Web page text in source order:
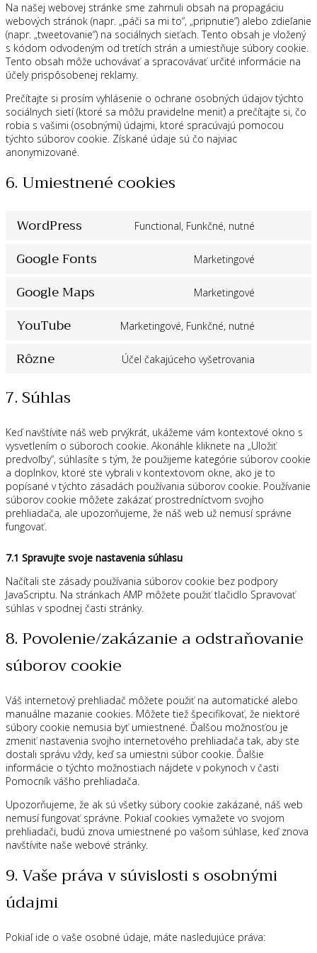
Na našej webovej stránke sme zahrnuli obsah na propagáciu
webových stránok (napr. „páči sa mi to“, „pripnutie“) alebo zdieľanie
(napr. „tweetovanie“) na sociálnych sieťach. Tento obsah je vložený
s kódom odvodeným od tretích strán a umiestňuje súbory cookie.
Tento obsah môže uchovávať a spracovávať určité informácie na
účely prispôsobenej reklamy.
Prečítajte si prosím vyhlásenie o ochrane osobných údajov týchto
sociálnych sietí (ktoré sa môžu pravidelne meniť) a prečítajte si, čo
robia s vašimi (osobnými) údajmi, ktoré spracúvajú pomocou
týchto súborov cookie. Získané údaje sú čo najviac
anonymizované.
6. Umiestnené cookies
WordPress Functional, Funkčné, nutné
Google Fonts Marketingové
Google Maps Marketingové
YouTube Marketingové, Funkčné, nutné
Rôzne Účel čakajúceho vyšetrovania
7. Súhlas
Keď navštívite náš web prvýkrát, ukážeme vám kontextové okno s
vysvetlením o súboroch cookie. Akonáhle kliknete na „Uložiť
predvoľby“, súhlasíte s tým, že použijeme kategórie súborov cookie
a doplnkov, ktoré ste vybrali v kontextovom okne, ako je to
popísané v týchto zásadách používania súborov cookie. Používanie
súborov cookie môžete zakázať prostredníctvom svojho
prehliadača, ale upozorňujeme, že náš web už nemusí správne
fungovať.
7.1 Spravujte svoje nastavenia súhlasu
Načítali ste zásady používania súborov cookie bez podpory
JavaScriptu. Na stránkach AMP môžete použiť tlačidlo Spravovať
súhlas v spodnej časti stránky.
8. Povolenie/zakázanie a odstraňovanie
súborov cookie
Váš internetový prehliadač môžete použiť na automatické alebo
manuálne mazanie cookies. Môžete tiež špecifikovať, že niektoré
súbory cookie nemusia byť umiestnené. Ďalšou možnosťou je
zmeniť nastavenia svojho internetového prehliadača tak, aby ste
dostali správu vždy, keď sa umiestni súbor cookie. Ďalšie
informácie o týchto možnostiach nájdete v pokynoch v časti
Pomocník vášho prehliadača.
Upozorňujeme, že ak sú všetky súbory cookie zakázané, náš web
nemusí fungovať správne. Pokiaľ cookies vymažete vo svojom
prehliadači, budú znova umiestnené po vašom súhlase, keď znova
navštívite naše webové stránky.
9. Vaše práva v súvislosti s osobnými
údajmi
Pokiaľ ide o vaše osobné údaje, máte nasledujúce práva: